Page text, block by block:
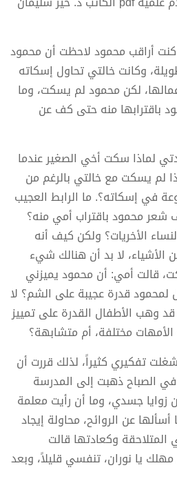
كنت أراقب محمود لاحظت أن محمود
وكانت خالتي تحاول إسكاته
لكن محمود لم يسكت، وما
باقترابها منه حتى كف عن
لماذا سكت أخي الصغير عندما
لم يسكت مع خالتي بالرغم من
في إسكاته؟. ما الرابط العجيب
شعر محمود باقتراب أمي منه؟
الأخريات؟ ولكن كيف أنه
الأشياء، لا بد أن هنالك شيء
قالت أمي: أن محمود يميزني
قدرة عجيبة على الشم؟ لا
وهب الأطفال القدرة على تمييز
مختلفة، أم متشابهة؟
تفكيري كثيراً، لذلك قررت أن
الصباح ذهبت إلى المدرسة
زوايا جسدي، وما أن رأيت معلمة
عن الروائح، محاولة إيجاد
وكعادتها قالت
يا نوران، تنفسي قليلاً، وبعد